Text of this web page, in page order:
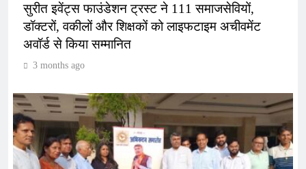
सुरीत इवेंट्स फाउंडेशन ट्रस्ट ने 111 समाजसेवियों,
डॉक्टरों, वकीलों और शिक्षकों को लाइफटाइम अचीवमेंट
अवॉर्ड से किया सम्मानित
3 months ago